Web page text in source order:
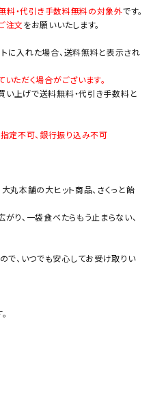
料・代引き手数料無料の対象外です。
注文 をお願いいたします。
に入れた場合、送料無料と表示され
ただく場合がございます。
上げで送料無料・代引き手数料と
定不可、銀行振り込み不可
丸本舗の大ヒット商品、さくっと飴
り、一袋食べたらもう止まらない、
で、いつでも安心してお受け取りい